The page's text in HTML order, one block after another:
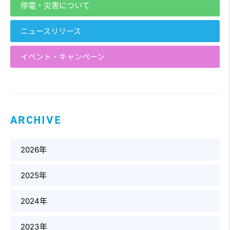
停電・災害について
ニュースリリース
イベント・キャンペーン
ARCHIVE
2026年
2025年
2024年
2023年